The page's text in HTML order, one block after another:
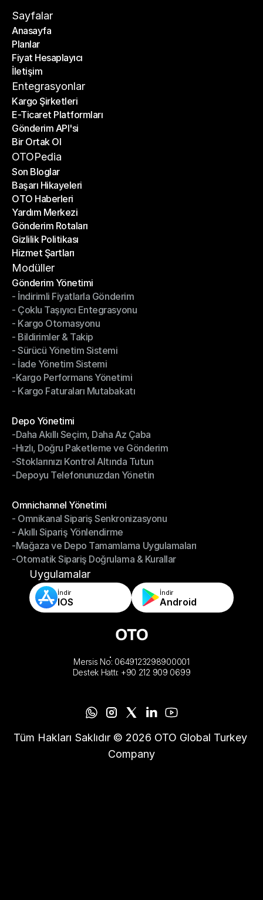
Sayfalar
Anasayfa
Anasayfa
Planlar
Planlar
Fiyat Hesaplayıcı
Fiyat Hesaplayıcı
İletişim
İletişim
Entegrasyonlar
Kargo Şirketleri
Kargo Şirketleri
E-Ticaret Platformları
E-Ticaret Platformları
Gönderim API'si
Gönderim API'si
Bir Ortak Ol
Bir Ortak Ol
OTOPedia
Son Bloglar
Son Bloglar
Başarı Hikayeleri
Başarı Hikayeleri
OTO Haberleri
OTO Haberleri
Yardım Merkezi
Yardım Merkezi
Gönderim Rotaları
Gönderim Rotaları
Gizlilik Politikası
Gizlilik Politikası
Hizmet Şartları
Hizmet Şartları
Modüller
Gönderim Yönetimi
Gönderim Yönetimi
- İndirimli Fiyatlarla Gönderim
- İndirimli Fiyatlarla Gönderim
- Çoklu Taşıyıcı Entegrasyonu
- Çoklu Taşıyıcı Entegrasyonu
- Kargo Otomasyonu
- Kargo Otomasyonu
- Bildirimler & Takip
- Bildirimler & Takip
- Sürücü Yönetim Sistemi
- Sürücü Yönetim Sistemi
- İade Yönetim Sistemi
- İade Yönetim Sistemi
-Kargo Performans Yönetimi
-Kargo Performans Yönetimi
- Kargo Faturaları Mutabakatı
Depo Yönetimi
Depo Yönetimi
-Daha Akıllı Seçim, Daha Az Çaba
-Daha Akıllı Seçim, Daha Az Çaba
-Hızlı, Doğru Paketleme ve Gönderim
-Hızlı, Doğru Paketleme ve Gönderim
-Stoklarınızı Kontrol Altında Tutun
-Stoklarınızı Kontrol Altında Tutun
-Depoyu Telefonunuzdan Yönetin
Omnichannel Yönetimi
Omnichannel Yönetimi
- Omnikanal Sipariş Senkronizasyonu
- Omnikanal Sipariş Senkronizasyonu
- Akıllı Sipariş Yönlendirme
- Akıllı Sipariş Yönlendirme
-Mağaza ve Depo Tamamlama Uygulamaları
-Mağaza ve Depo Tamamlama Uygulamaları
-Otomatik Sipariş Doğrulama & Kurallar
-Otomatik Sipariş Doğrulama & Kurallar
Uygulamalar
İndir
IOS
İndir
Android
Mersis No: 0649123298900001
Destek Hattı: +90 212 909 0699
Tüm Hakları Saklıdır © 2026 OTO Global Turkey
Company